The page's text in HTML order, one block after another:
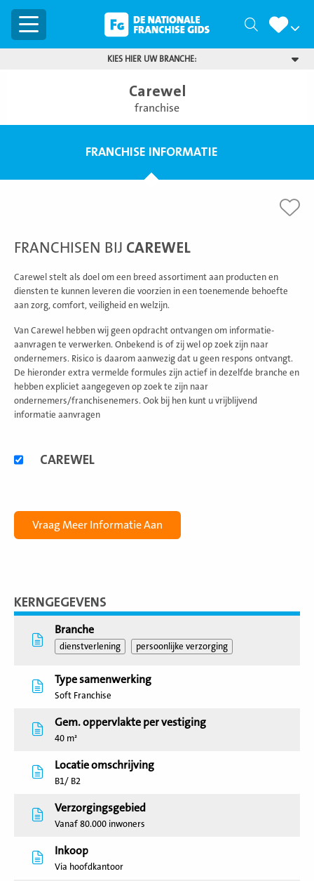
Menu Zoeken
KIES HIER UW BRANCHE:
Carewel
franchise
FRANCHISE INFORMATIE
FRANCHISEN BIJ CAREWEL
Carewel stelt als doel om een breed assortiment aan producten en
diensten te kunnen leveren die voorzien in een toenemende behoefte
aan zorg, comfort, veiligheid en welzijn.
Van Carewel hebben wij geen opdracht ontvangen om informatie-
aanvragen te verwerken. Onbekend is of zij wel op zoek zijn naar
ondernemers. Risico is daarom aanwezig dat u geen respons ontvangt.
De hieronder extra vermelde formules zijn actief in dezelfde branche en
hebben expliciet aangegeven op zoek te zijn naar
ondernemers/franchisenemers. Ook bij hen kunt u vrijblijvend
informatie aanvragen
formulesCAREWEL
KERNGEGEVENS
Branche
dienstverlening persoonlijke verzorging
Type samenwerking
Soft Franchise
Gem. oppervlakte per vestiging
40 m²
Locatie omschrijving
B1/ B2
Verzorgingsgebied
Vanaf 80.000 inwoners
Inkoop
Via hoofdkantoor